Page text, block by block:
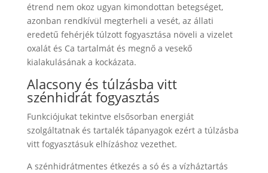
étrend nem okoz ugyan kimondottan betegséget,
azonban rendkívül megterheli a vesét, az állati
eredetű fehérjék túlzott fogyasztása növeli a vizelet
oxalát és Ca tartalmát és megnő a vesekő
kialakulásának a kockázata.
Alacsony és túlzásba vitt
szénhidrát fogyasztás
Funkciójukat tekintve elsősorban energiát
szolgáltatnak és tartalék tápanyagok ezért a túlzásba
vitt fogyasztásuk elhízáshoz vezethet.
A szénhidrátmentes étkezés a só és a vízháztartás